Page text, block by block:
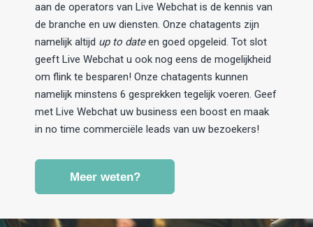
aan de operators van Live Webchat is de kennis van
de branche en uw diensten. Onze chatagents zijn
namelijk altijd up to dateen goed opgeleid. Tot slot
geeft Live Webchat u ook nog eens de mogelijkheid
om flink te besparen! Onze chatagents kunnen
namelijk minstens 6 gesprekken tegelijk voeren. Geef
met Live Webchat uw business een boost en maak
in no time commerciële leads van uw bezoekers!
Meer weten?